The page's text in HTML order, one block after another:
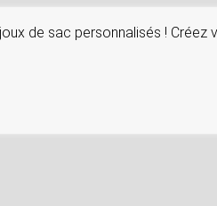
de sac personnalisés ! Créez